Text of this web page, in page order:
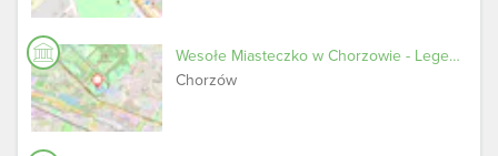
Wesołe Miasteczko w Chorzowie - Legendia
Chorzów